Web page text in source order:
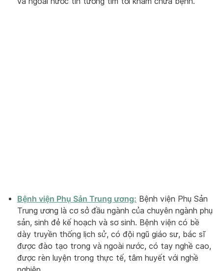
Bệnh viện Phụ Sản Trung ương: Bệnh viện Phụ Sản
Trung ương là cơ sở đầu ngành của chuyên ngành phụ
sản, sinh đẻ kế hoạch và sơ sinh. Bệnh viện có bề
dày truyền thống lịch sử, có đội ngũ giáo sư, bác sĩ
được đào tạo trong và ngoài nước, có tay nghề cao,
được rèn luyện trong thực tế, tâm huyết với nghề